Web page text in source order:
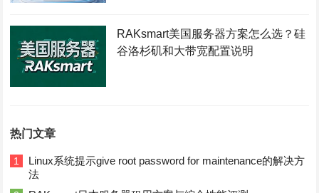
RAKsmart美国服务器方案怎么选？硅
谷洛杉矶和大带宽配置说明
热门文章
1
Linux系统提示give root password for maintenance的解决方
法